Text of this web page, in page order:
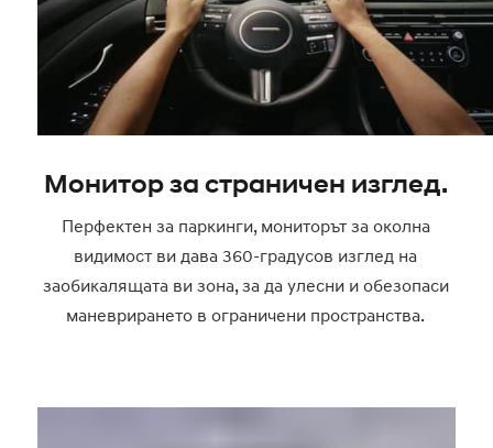
Монитор за страничен изглед.
Перфектен за паркинги, мониторът за околна
видимост ви дава 360-градусов изглед на
заобикалящата ви зона, за да улесни и обезопаси
маневрирането в ограничени пространства.